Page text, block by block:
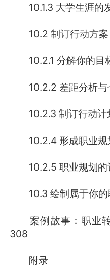
10.1.3 大学生涯的
10.2 制订行动方案
10.2.1 分解你的目
10.2.2 差距分析与
10.2.3 制订行动计
10.2.4 形成职业规
10.2.5 职业规划的
10.3 绘制属于你的
案例故事：职业转
308
附录